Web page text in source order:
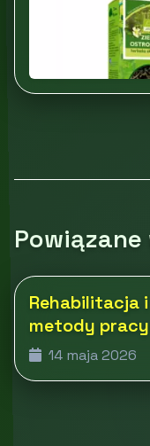
Rehabilitacja
metody
14 maja 2026